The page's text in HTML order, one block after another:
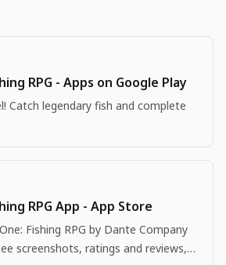
RPG - Apps on Google Play
Catch legendary fish and complete
RPG App - App Store
Fishing RPG by Dante Company
screenshots, ratings and reviews,